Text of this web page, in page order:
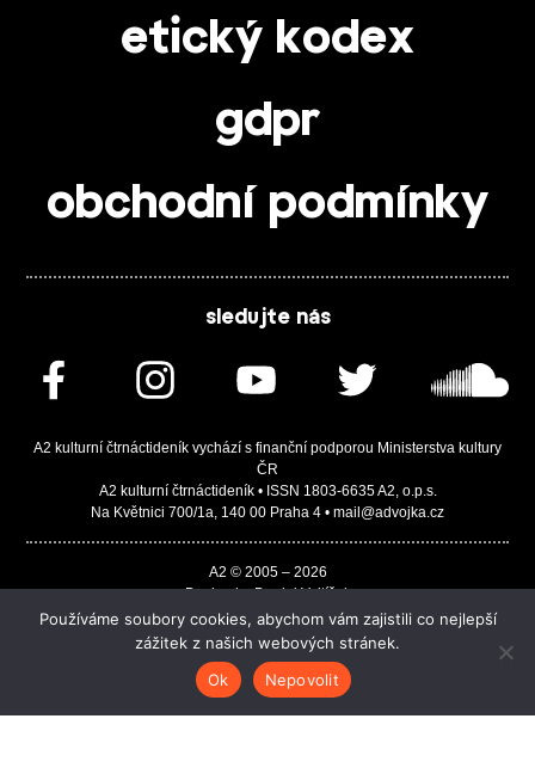
etický kodex
gdpr
obchodní podmínky
sledujte nás
A2 kulturní čtrnáctideník vychází s finanční podporou Ministerstva kultury
ČR
A2 kulturní čtrnáctideník • ISSN 1803-6635 A2, o.p.s.
Na Květnici 700/1a, 140 00 Praha 4 • mail@advojka.cz
A2 © 2005 – 2026
Design by Daniel Vojtíšek
Built by JASA-IT & ChSoft
Používáme soubory cookies, abychom vám zajistili co nejlepší
zážitek z našich webových stránek.
Ok
Nepovolit